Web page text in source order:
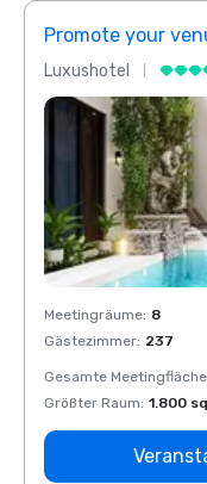
Promote your
Luxushotel
Meetingräume: 8
Gästezimmer: 237
Gesamte Meetingfläche
Größter Raum: 1.800